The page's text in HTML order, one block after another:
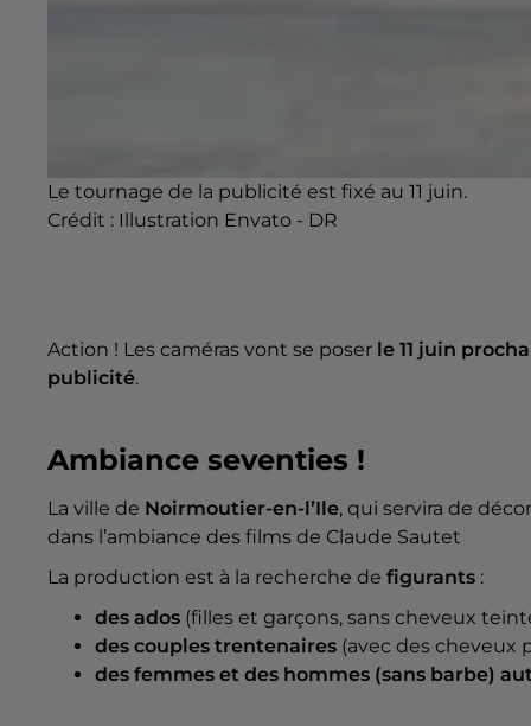
Le tournage de la publicité est fixé au 11 juin.
Crédit : Illustration Envato - DR
Action ! Les caméras vont se poser le 11 juin
publicité.
Ambiance seventies !
La ville de Noirmoutier-en-l’Ile, qui servira de
dans l’ambiance des films de Claude Sautet
La production est à la recherche de figurants :
des ados (filles et garçons, sans cheveux
des couples trentenaires (avec des cheveux
des femmes et des hommes (sans barbe)